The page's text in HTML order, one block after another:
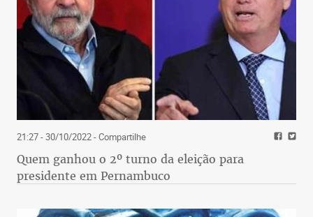
21:27 - 30/10/2022- Compartilhe
Quem ganhou o 2º turno da eleição para
presidente em Pernambuco